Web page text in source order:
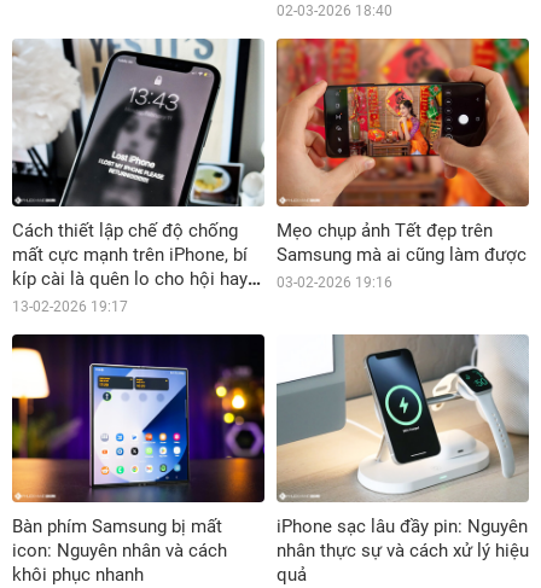
02-03-2026 18:40
Cách thiết lập chế độ chống
mất cực mạnh trên iPhone, bí
kíp cài là quên lo cho hội hay
lơ đãng
13-02-2026 19:17
Mẹo chụp ảnh Tết đẹp trên
Samsung mà ai cũng làm được
03-02-2026 19:16
Bàn phím Samsung bị mất
icon: Nguyên nhân và cách
khôi phục nhanh
iPhone sạc lâu đầy pin: Nguyên
nhân thực sự và cách xử lý hiệu
quả